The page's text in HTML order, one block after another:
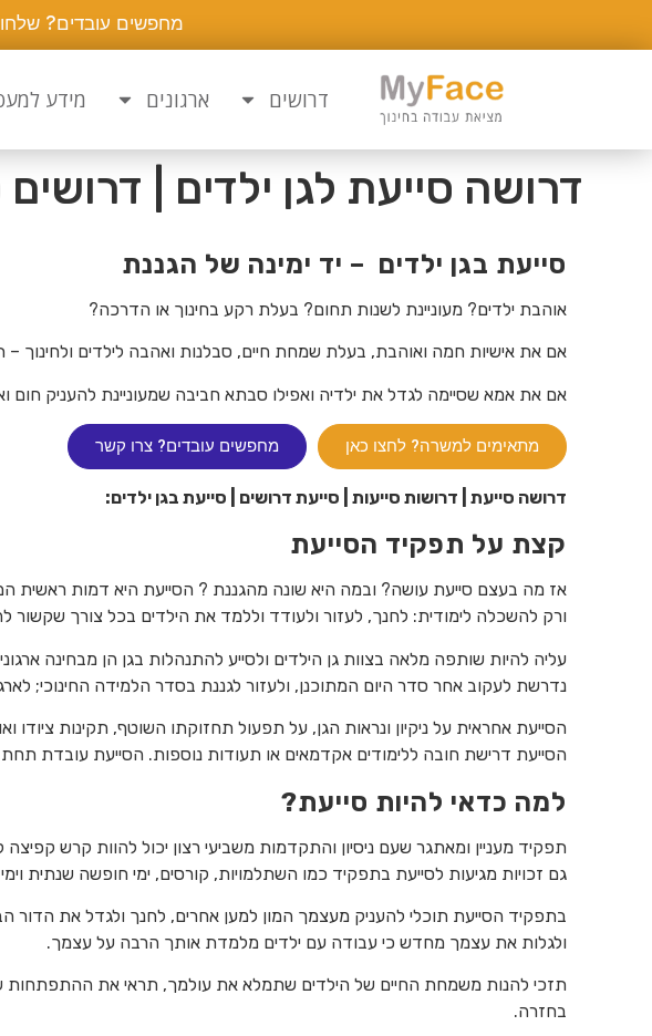
מחפשים עובדים?
דרושים ארגונים מידע
דרושה סייעת לגן ילדים | דרושים
סייעת בגן ילדים – יד ימינה של הגננת
אוהבת ילדים? מעוניינת לשנות תחום? בעלת רקע בחינוך או הדרכה?
אם את אישיות חמה ואוהבת, בעלת שמחת חיים, סבלנות ואהבה לילדים ולחינוך
אם את אמא שסיימה לגדל את ילדיה ואפילו סבתא חביבה שמעוניינת להעניק חום
מתאימים למשרה? לחצו כאן מחפשים עובדים? צרו קשר
דרושה סייעת | דרושות סייעות | סייעת דרושים | סייעת בגן ילדים:
קצת על תפקיד הסייעת
אז מה בעצם סייעת עושה? ובמה היא שונה מהגננת ? הסייעת היא דמות ראשית
ורק להשכלה לימודית: לחנך, לעזור ולעודד וללמד את הילדים בכל צורך
עליה להיות שותפה מלאה בצוות גן הילדים ולסייע להתנהלות בגן הן מבחינה
נדרשת לעקוב אחר סדר היום המתוכנן, ולעזור לגננת בסדר הלמידה החינוכי;
הסייעת אחראית על ניקיון ונראות הגן, על תפעול תחזוקתו השוטף, תקינות ציודו
הסייעת דרישת חובה ללימודים אקדמאים או תעודות נוספות. הסייעת עובדת תחת
למה כדאי להיות סייעת?
תפקיד מעניין ומאתגר שעם ניסיון והתקדמות משביעי רצון יכול להוות קרש
גם זכויות מגיעות לסייעת בתפקיד כמו השתלמויות, קורסים, ימי חופשה שנתית
בתפקיד הסייעת תוכלי להעניק מעצמך המון למען אחרים, לחנך ולגדל את הדור
ולגלות את עצמך מחדש כי עבודה עם ילדים מלמדת אותך הרבה על עצמך.
תזכי להנות משמחת החיים של הילדים שתמלא את עולמך, תראי את
בחזרה.